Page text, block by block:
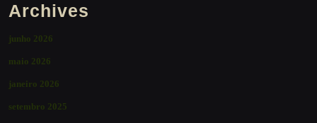
Archives
junho 2026
maio 2026
janeiro 2026
setembro 2025